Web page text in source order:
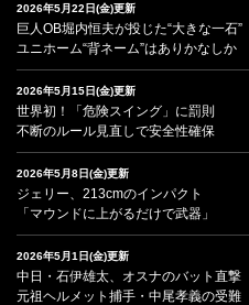
2026年5月22日(金)更新
巨人OB堀内恒夫が投じた“大きな一石”
ユニホーム“背ネーム”はありかなしか
2026年5月15日(金)更新
世界初！「危険スイング」に罰則
不断のルール見直しで安全性確保
2026年5月8日(金)更新
ジェリー、213cmのインパクト
「マウンドに上がるだけで武器」
2026年5月1日(金)更新
中日・石伊雄太、オスナのバット直撃
元祖ヘルメット捕手・中尾孝義の受難